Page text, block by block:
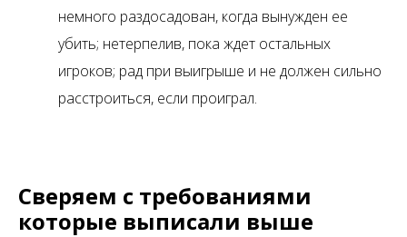
немного раздосадован, когда вынужден ее
убить; нетерпелив, пока ждет остальных
игроков; рад при выигрыше и не должен сильно
расстроиться, если проиграл.
Сверяем с требованиями
которые выписали выше